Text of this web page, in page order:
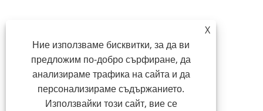
X
Ние използваме бисквитки, за да ви
предложим по-добро сърфиране, да
анализираме трафика на сайта и да
персонализираме съдържанието.
Използвайки този сайт, вие се